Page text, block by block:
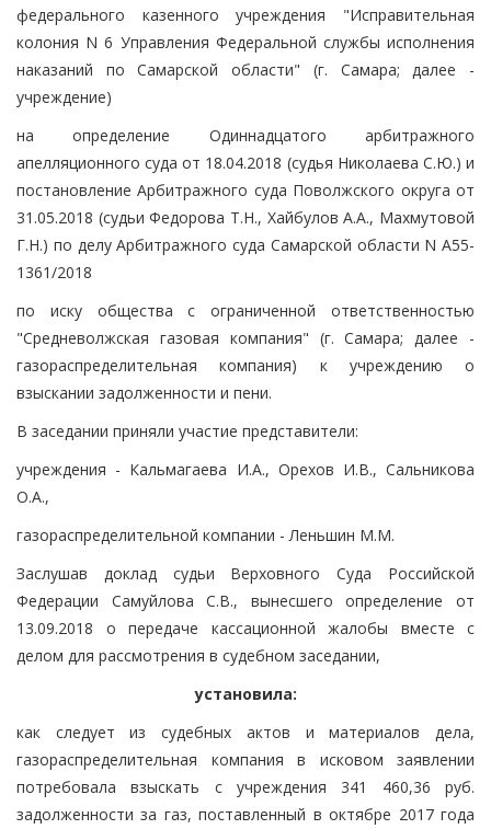
федерального казенного учреждения "Исправительная
колония N 6 Управления Федеральной службы исполнения
наказаний по Самарской области" (г. Самара; далее -
учреждение)
на определение Одиннадцатого арбитражного
апелляционного суда от 18.04.2018 (судья Николаева С.Ю.) и
постановление Арбитражного суда Поволжского округа от
31.05.2018 (судьи Федорова Т.Н., Хайбулов А.А., Махмутовой
Г.Н.) по делу Арбитражного суда Самарской области N А55-
1361/2018
по иску общества с ограниченной ответственностью
"Средневолжская газовая компания" (г. Самара; далее -
газораспределительная компания) к учреждению о
взыскании задолженности и пени.
В заседании приняли участие представители:
учреждения - Кальмагаева И.А., Орехов И.В., Сальникова
О.А.,
газораспределительной компании - Леньшин М.М.
Заслушав доклад судьи Верховного Суда Российской
Федерации Самуйлова С.В., вынесшего определение от
13.09.2018 о передаче кассационной жалобы вместе с
делом для рассмотрения в судебном заседании,
установила:
как следует из судебных актов и материалов дела,
газораспределительная компания в исковом заявлении
потребовала взыскать с учреждения 341 460,36 руб.
задолженности за газ, поставленный в октябре 2017 года